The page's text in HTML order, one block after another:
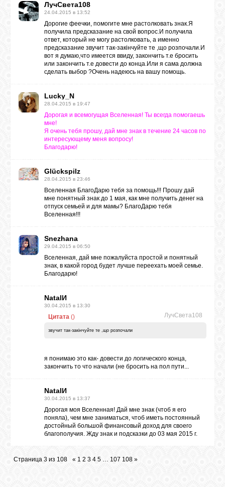
ЛучСвета108
24.04.2015 в 13:52
Дорогие феечки, помогите мне растолковать знак.Я
получила предсказание на свой вопрос.И получила
ответ, который не могу растолковать, а именно
предсказание звучит так-закiнчуйте те ,що розпочали.И
вот я думаю,что имеется ввиду, закончить т.е бросить
или закончить т.е довести до конца.Или я сама должна
сделать выбор ?Очень надеюсь на вашу помощь.
Lucky_N
28.04.2015 в 19:47
Дорогая и всемогущая Вселенная! Ты всегда помогаешь
мне!
Я очень тебя прошу, дай мне знак в течение 24 часов по
интересующему меня вопросу!
Благодарю!
Glückspilz
28.04.2015 в 23:46
Вселенная БлагоДарю тебя за помощь!!! Прошу дай
мне понятный знак до 1 мая, как мне получить денег на
отпуск семьей и для мамы? БлагоДарю тебя
Вселенная!!!
Snezhana
29.04.2015 в 06:50
Вселенная, дай мне пожалуйста простой и понятный
знак, в какой город будет лучше переехать моей семье.
Благодарю!
NatalИ
30.04.2015 в 13:30
Цитата ЛучСвета108
()
звучит так-закiнчуйте те ,що розпочали
я понимаю это как- довести до логического конца,
закончить то что начали (не бросить на пол пути...
NatalИ
30.04.2015 в 13:37
Дорогая моя Вселенная! Дай мне знак (чтоб я его
поняла), чем мне заниматься, чтоб иметь постоянный
достойный большой финансовый доход для своего
благополучия. Жду знак и подсказки до 03 мая 2015 г.
Страница 3 из 108 « 1 2 3 4 5 … 107 108 »